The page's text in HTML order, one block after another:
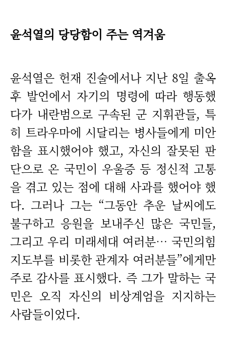
윤석열의 당당함이 주는 역겨움
윤석열은 헌재 진술에서나 지난 8일 출옥
후 발언에서 자기의 명령에 따라 행동했
다가 내란범으로 구속된 군 지휘관들, 특
히 트라우마에 시달리는 병사들에게 미안
함을 표시했어야 했고, 자신의 잘못된 판
단으로 온 국민이 우울증 등 정신적 고통
을 겪고 있는 점에 대해 사과를 했어야 했
다. 그러나 그는 “그동안 추운 날씨에도
불구하고 응원을 보내주신 많은 국민들,
그리고 우리 미래세대 여러분… 국민의힘
지도부를 비롯한 관계자 여러분들”에게만
주로 감사를 표시했다. 즉 그가 말하는 국
민은 오직 자신의 비상계엄을 지지하는
사람들이었다.